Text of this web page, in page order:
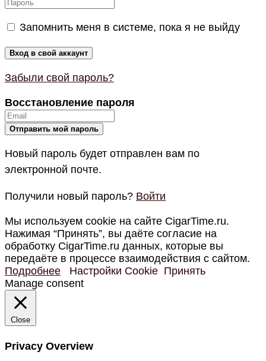
Запомнить меня в системе, пока я не выйду
Забыли свой пароль?
Восстановление пароля
Новый пароль будет отправлен вам по
электронной почте.
Получили новый пароль? Войти
Мы используем cookie на сайте CigarTime.ru.
Нажимая “Принять”, вы даёте согласие на
обработку CigarTime.ru данных, которые вы
передаёте в процессе взаимодействия с сайтом.
Подробнее
Настройки Cookie Принять
Manage consent
Close
Privacy Overview